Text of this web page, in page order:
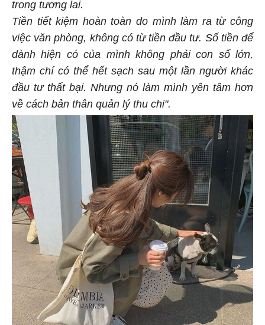
trong tương lai.
Tiền tiết kiệm hoàn toàn do mình làm ra từ công
việc văn phòng, không có từ tiền đầu tư. Số tiền để
dành hiện có của mình không phải con số lớn,
thậm chí có thể hết sạch sau một lần người khác
đầu tư thất bại. Nhưng nó làm mình yên tâm hơn
về cách bản thân quản lý thu chi".